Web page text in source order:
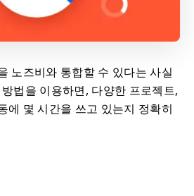
노즈비와 통합할 수 있다는 사실
법을 이용하면, 다양한 프로젝트,
에 몇 시간을 쓰고 있는지 정확히